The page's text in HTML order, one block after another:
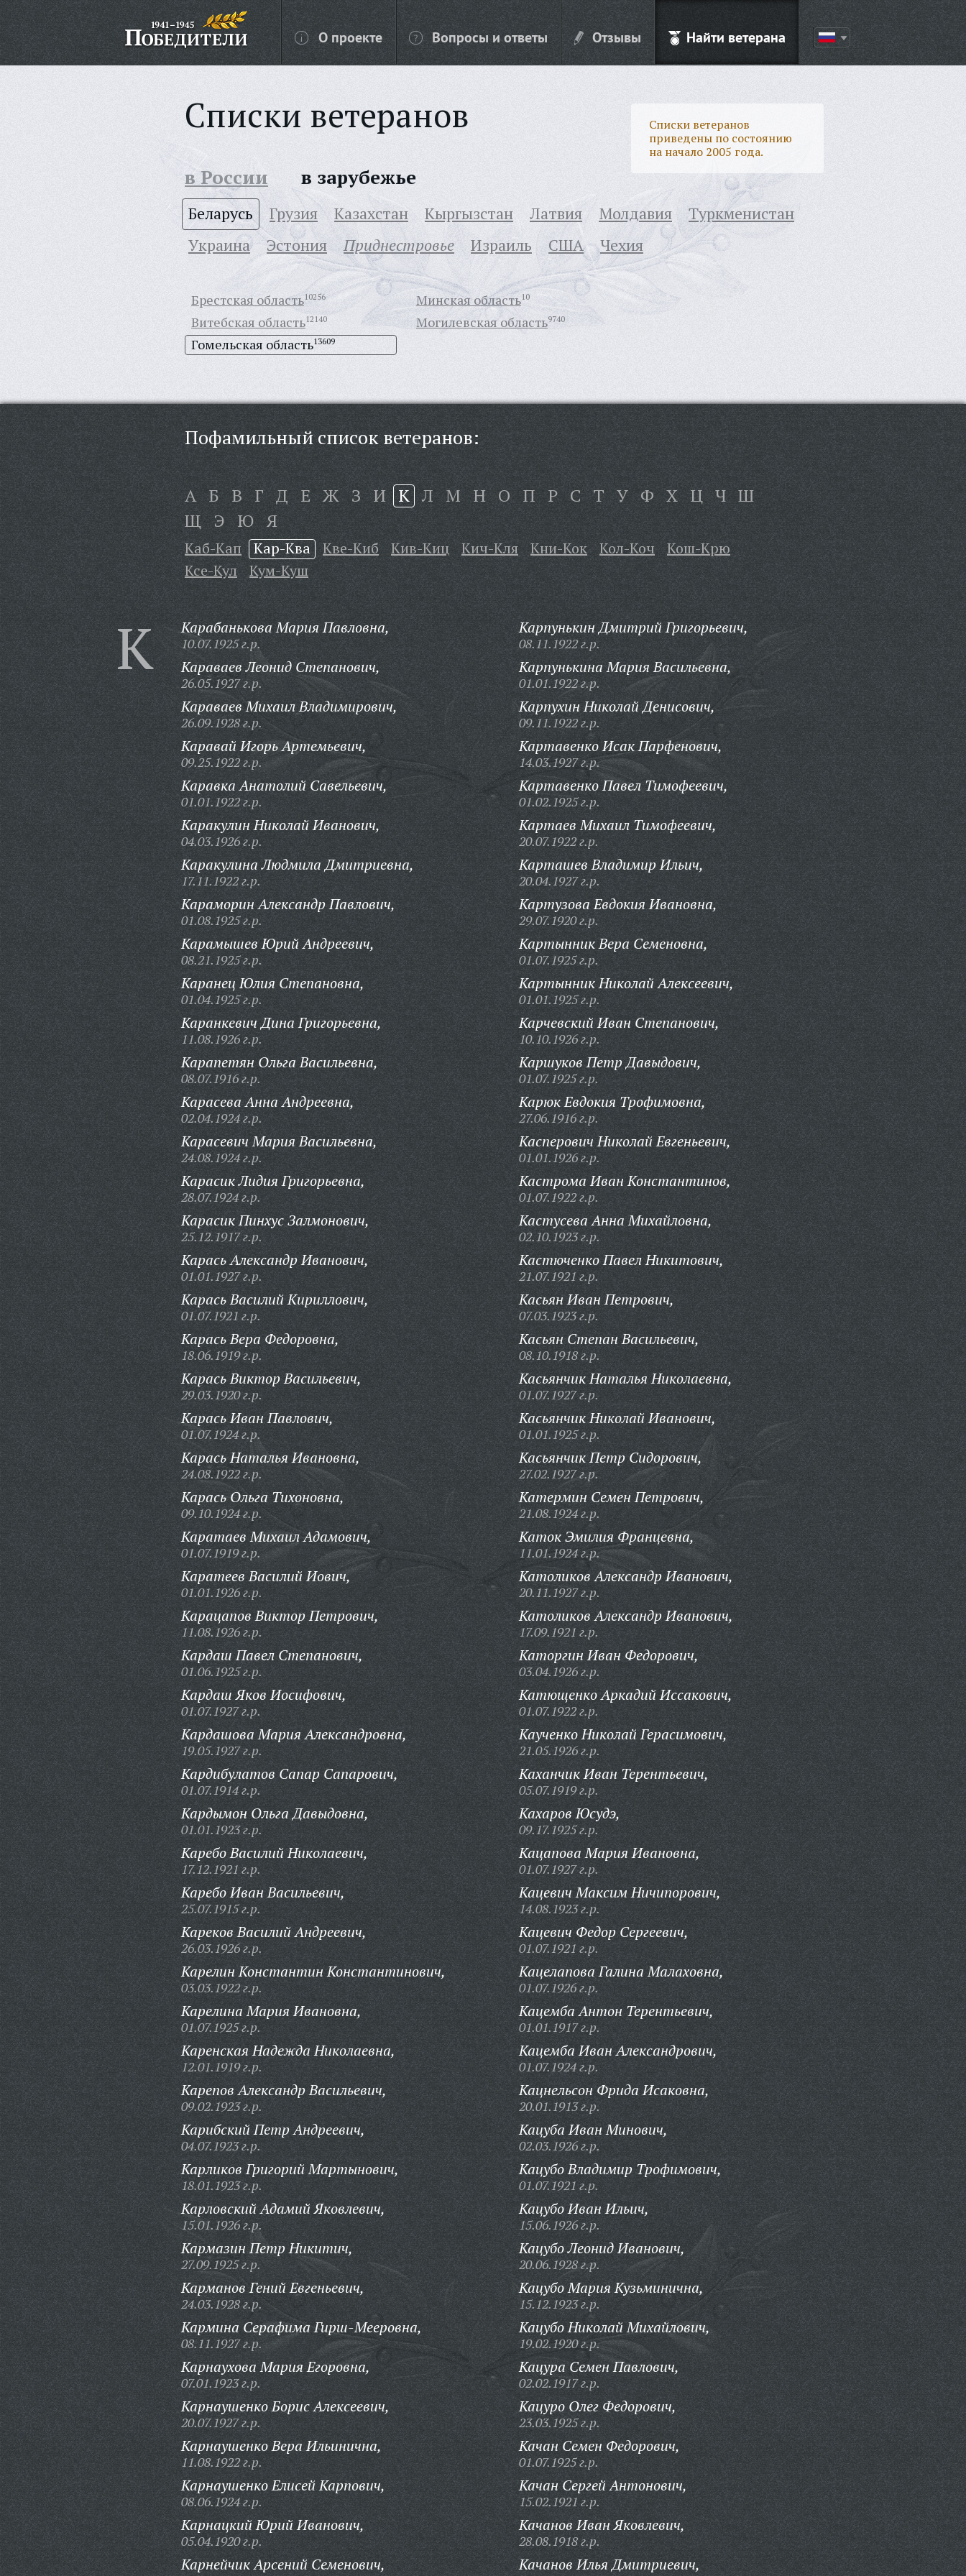
О проекте Вопросы и ответы Отзывы Найти ветерана
Списки ветеранов
Списки ветеранов
приведены по состоянию
на начало 2005 года.
в России в зарубежье
Беларусь Грузия Казахстан Кыргызстан Латвия Молдавия
Туркменистан
Украина
Эстония Приднестровье Израиль США Чехия
Брестская область10256
Витебская область12140
Гомельская область13609
Минская область10
Могилевская область9740
Пофамильный список ветеранов:
А Б В Г Д Е Ж З И К Л М Н О П Р С Т У Ф Х Ц Ч Ш
Щ Э Ю Я
Каб-Кап Кар-Ква Кве-Киб Кив-Киц Кич-Кля Кни-Кок Кол-Коч
Кош-Крю
Ксе-Кул
Кум-Куш
К Карабанькова Мария Павловна,
10.07.1925 г.р.
Караваев Леонид Степанович,
26.05.1927 г.р.
Караваев Михаил Владимирович,
26.09.1928 г.р.
Каравай Игорь Артемьевич,
09.25.1922 г.р.
Каравка Анатолий Савельевич,
01.01.1922 г.р.
Каракулин Николай Иванович,
04.03.1926 г.р.
Каракулина Людмила Дмитриевна,
17.11.1922 г.р.
Караморин Александр Павлович,
01.08.1925 г.р.
Карамышев Юрий Андреевич,
08.21.1925 г.р.
Каранец Юлия Степановна,
01.04.1925 г.р.
Каранкевич Дина Григорьевна,
11.08.1926 г.р.
Карапетян Ольга Васильевна,
08.07.1916 г.р.
Карасева Анна Андреевна,
02.04.1924 г.р.
Карасевич Мария Васильевна,
24.08.1924 г.р.
Карасик Лидия Григорьевна,
28.07.1924 г.р.
Карасик Пинхус Залмонович,
25.12.1917 г.р.
Карась Александр Иванович,
01.01.1927 г.р.
Карась Василий Кириллович,
01.07.1921 г.р.
Карась Вера Федоровна,
18.06.1919 г.р.
Карась Виктор Васильевич,
29.03.1920 г.р.
Карась Иван Павлович,
01.07.1924 г.р.
Карась Наталья Ивановна,
24.08.1922 г.р.
Карась Ольга Тихоновна,
09.10.1924 г.р.
Каратаев Михаил Адамович,
01.07.1919 г.р.
Каратеев Василий Иович,
01.01.1926 г.р.
Карацапов Виктор Петрович,
11.08.1926 г.р.
Кардаш Павел Степанович,
01.06.1925 г.р.
Кардаш Яков Иосифович,
01.07.1927 г.р.
Кардашова Мария Александровна,
19.05.1927 г.р.
Кардибулатов Сапар Сапарович,
01.07.1914 г.р.
Кардымон Ольга Давыдовна,
01.01.1923 г.р.
Каребо Василий Николаевич,
17.12.1921 г.р.
Каребо Иван Васильевич,
25.07.1915 г.р.
Кареков Василий Андреевич,
26.03.1926 г.р.
Карелин Константин Константинович,
03.03.1922 г.р.
Карелина Мария Ивановна,
01.07.1925 г.р.
Каренская Надежда Николаевна,
12.01.1919 г.р.
Карепов Александр Васильевич,
09.02.1923 г.р.
Карибский Петр Андреевич,
04.07.1923 г.р.
Карликов Григорий Мартынович,
18.01.1923 г.р.
Карловский Адамий Яковлевич,
15.01.1926 г.р.
Кармазин Петр Никитич,
27.09.1925 г.р.
Карманов Гений Евгеньевич,
24.03.1928 г.р.
Кармина Серафима Гирш-Мееровна,
08.11.1927 г.р.
Карнаухова Мария Егоровна,
07.01.1923 г.р.
Карнаушенко Борис Алексеевич,
20.07.1927 г.р.
Карнаушенко Вера Ильинична,
11.08.1922 г.р.
Карнаушенко Елисей Карпович,
08.06.1924 г.р.
Карнацкий Юрий Иванович,
05.04.1920 г.р.
Карнейчик Арсений Семенович,
Карпунькин Дмитрий Григорьевич,
08.11.1922 г.р.
Карпунькина Мария Васильевна,
01.01.1922 г.р.
Карпухин Николай Денисович,
09.11.1922 г.р.
Картавенко Исак Парфенович,
14.03.1927 г.р.
Картавенко Павел Тимофеевич,
01.02.1925 г.р.
Картаев Михаил Тимофеевич,
20.07.1922 г.р.
Карташев Владимир Ильич,
20.04.1927 г.р.
Картузова Евдокия Ивановна,
29.07.1920 г.р.
Картынник Вера Семеновна,
01.07.1925 г.р.
Картынник Николай Алексеевич,
01.01.1925 г.р.
Карчевский Иван Степанович,
10.10.1926 г.р.
Каршуков Петр Давыдович,
01.07.1925 г.р.
Карюк Евдокия Трофимовна,
27.06.1916 г.р.
Касперович Николай Евгеньевич,
01.01.1926 г.р.
Кастрома Иван Константинов,
01.07.1922 г.р.
Кастусева Анна Михайловна,
02.10.1923 г.р.
Кастюченко Павел Никитович,
21.07.1921 г.р.
Касьян Иван Петрович,
07.03.1923 г.р.
Касьян Степан Васильевич,
08.10.1918 г.р.
Касьянчик Наталья Николаевна,
01.07.1927 г.р.
Касьянчик Николай Иванович,
01.01.1925 г.р.
Касьянчик Петр Сидорович,
27.02.1927 г.р.
Катермин Семен Петрович,
21.08.1924 г.р.
Каток Эмилия Францевна,
11.01.1924 г.р.
Католиков Александр Иванович,
20.11.1927 г.р.
Католиков Александр Иванович,
17.09.1921 г.р.
Каторгин Иван Федорович,
03.04.1926 г.р.
Катющенко Аркадий Иссакович,
01.07.1922 г.р.
Каученко Николай Герасимович,
21.05.1926 г.р.
Каханчик Иван Терентьевич,
05.07.1919 г.р.
Кахаров Юсудэ,
09.17.1925 г.р.
Кацапова Мария Ивановна,
01.07.1927 г.р.
Кацевич Максим Ничипорович,
14.08.1923 г.р.
Кацевич Федор Сергеевич,
01.07.1921 г.р.
Кацелапова Галина Малаховна,
01.07.1926 г.р.
Кацемба Антон Терентьевич,
01.01.1917 г.р.
Кацемба Иван Александрович,
01.07.1924 г.р.
Кацнельсон Фрида Исаковна,
20.01.1913 г.р.
Кацуба Иван Минович,
02.03.1926 г.р.
Кацубо Владимир Трофимович,
01.07.1921 г.р.
Кацубо Иван Ильич,
15.06.1926 г.р.
Кацубо Леонид Иванович,
20.06.1928 г.р.
Кацубо Мария Кузьминична,
15.12.1923 г.р.
Кацубо Николай Михайлович,
19.02.1920 г.р.
Кацура Семен Павлович,
02.02.1917 г.р.
Кацуро Олег Федорович,
23.03.1925 г.р.
Качан Семен Федорович,
01.07.1925 г.р.
Качан Сергей Антонович,
15.02.1921 г.р.
Качанов Иван Яковлевич,
28.08.1918 г.р.
Качанов Илья Дмитриевич,